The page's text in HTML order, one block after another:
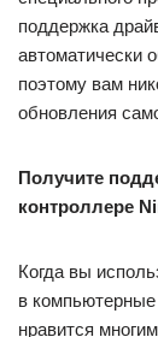
поддержка
автоматически
поэтому вам
обновления
Получите
контроллере
Когда вы
в
нравится